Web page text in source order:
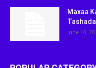
Maxaa
June 10,